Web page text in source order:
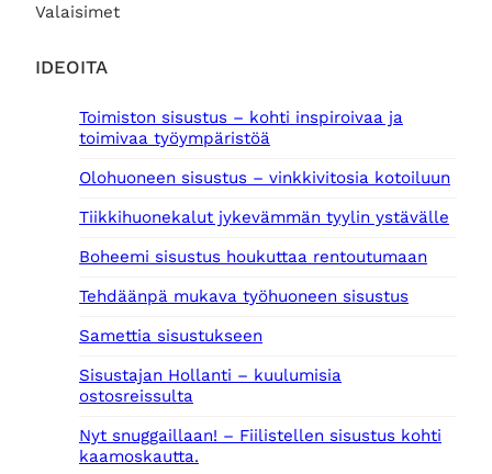
Valaisimet
IDEOITA
Toimiston sisustus – kohti inspiroivaa ja
toimivaa työympäristöä
Olohuoneen sisustus – vinkkivitosia kotoiluun
Tiikkihuonekalut jykevämmän tyylin ystävälle
Boheemi sisustus houkuttaa rentoutumaan
Tehdäänpä mukava työhuoneen sisustus
Samettia sisustukseen
Sisustajan Hollanti – kuulumisia
ostosreissulta
Nyt snuggaillaan! – Fiilistellen sisustus kohti
kaamoskautta.